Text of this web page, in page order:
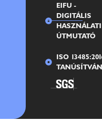
EIFU -
DIGITÁLIS
HASZNÁLATI
ÚTMUTATÓ
ISO